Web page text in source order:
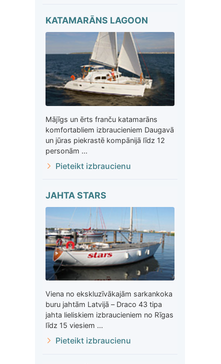
KATAMARĀNS LAGOON
Mājīgs un ērts franču katamarāns
komfortabliem izbraucieniem Daugavā
un jūras piekrastē kompānijā līdz 12
personām ...
Pieteikt izbraucienu
JAHTA STARS
Viena no ekskluzīvākajām sarkankoka
buru jahtām Latvijā – Draco 43 tipa
jahta lieliskiem izbraucieniem no Rīgas
līdz 15 viesiem ...
Pieteikt izbraucienu